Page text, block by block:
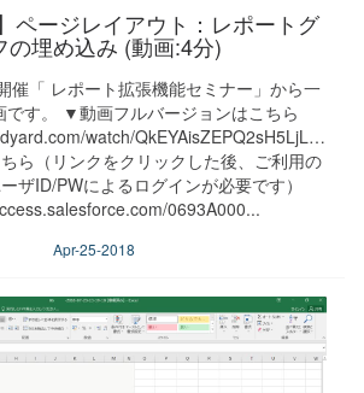
ページレイアウト：レポートグ
の埋め込み (動画:4分)
催「 レポート拡張機能セミナー」から一
です。 ▼動画フルバージョンはこちら
watch/QkEYAisZEPQ2sH5LjL8NQm
ら（リンクをクリックした後、ご利用の
ザID/PWによるログインが必要です）
0693A000...
Apr-25-2018